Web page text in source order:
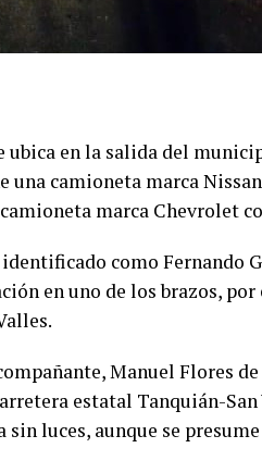
ubica en la salida del
una camioneta marca
marca Chevrolet
identificado como Fernando
en uno de los brazos,
Manuel Flores
estatal Tanquián-
luces, aunque se